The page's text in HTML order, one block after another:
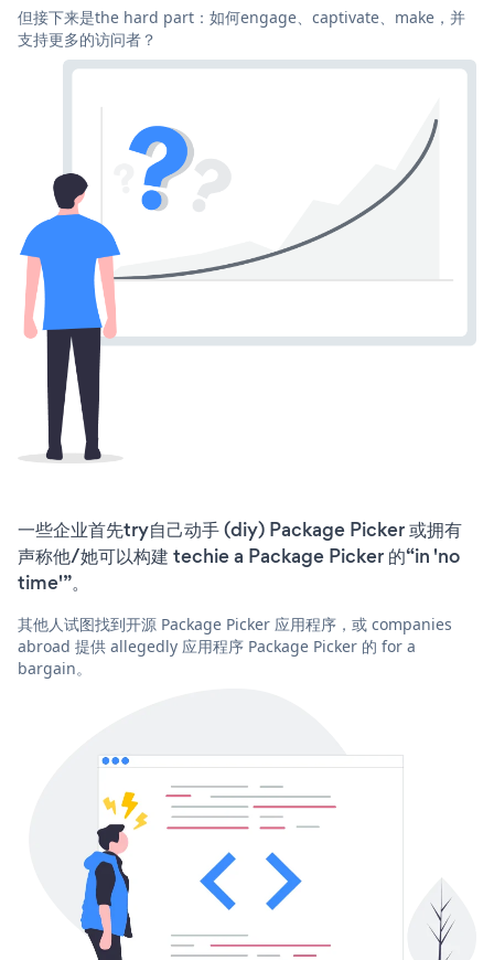
但接下来是the hard part：如何engage、captivate、make，并
支持更多的访问者？
一些企业首先try自己动手 (diy) Package Picker 或拥有
声称他/她可以构建 techie a Package Picker 的“in 'no
time'”。
其他人试图找到开源 Package Picker 应用程序，或 companies
abroad 提供 allegedly 应用程序 Package Picker 的 for a
bargain。